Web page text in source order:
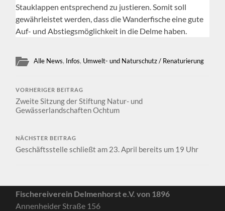
Stauklappen entsprechend zu justieren. Somit soll
gewährleistet werden, dass die Wanderfische eine gute
Auf- und Abstiegsmöglichkeit in die Delme haben.
Alle News, Infos, Umwelt- und Naturschutz / Renaturierung
VORHERIGER BEITRAG
Zweite Sitzung der Stiftung Natur- und
Gewässerlandschaften Ochtum
NÄCHSTER BEITRAG
Geschäftsstelle schließt am 23. April bereits um 19 Uhr
Fischereiverein Delmenhorst e.V. von 1896
Annenheider Straße 156